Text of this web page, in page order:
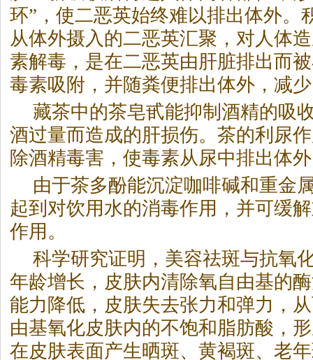
环”，使二恶英始终难以排出体外。
从体外摄入的二恶英汇聚，对人体
素解毒，是在二恶英由肝脏排出而
毒素吸附，并随粪便排出体外，减
藏茶中的茶皂甙能抑制酒精的吸
酒过量而造成的肝损伤。茶的利尿
除酒精毒害，使毒素从尿中排出体
由于茶多酚能沉淀咖啡碱和重金
起到对饮用水的消毒作用，并可缓
作用。
科学研究证明，美容祛斑与抗氧
年龄增长，皮肤内清除氧自由基的
能力降低，皮肤失去张力和弹力，
由基氧化皮肤内的不饱和脂肪酸，
在皮肤表面产生晒斑、黄褐斑、老